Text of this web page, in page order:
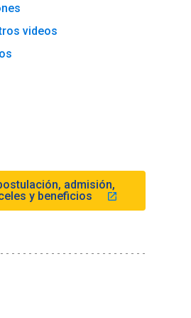
videos
admisión,
y beneficios
launch